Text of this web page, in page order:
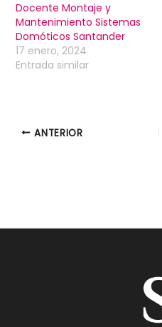
Docente Montaje y
Mantenimiento Sistemas
Domóticos Santander
17 enero, 2024
Entrada similar
ANTERIOR